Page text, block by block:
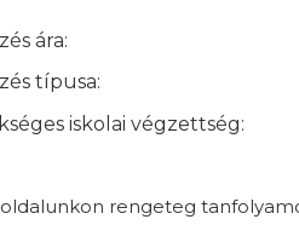
ára:
típusa:
iskolai végzettség:
rengeteg